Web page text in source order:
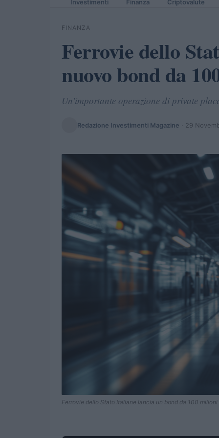
Investimenti Finanza Criptovalute
FINANZA
Ferrovie dello
nuovo bond da
Un'importante operazione di private
Redazione Investimenti Magazine · 29
Ferrovie dello Stato Italiane lancia un bond da 100